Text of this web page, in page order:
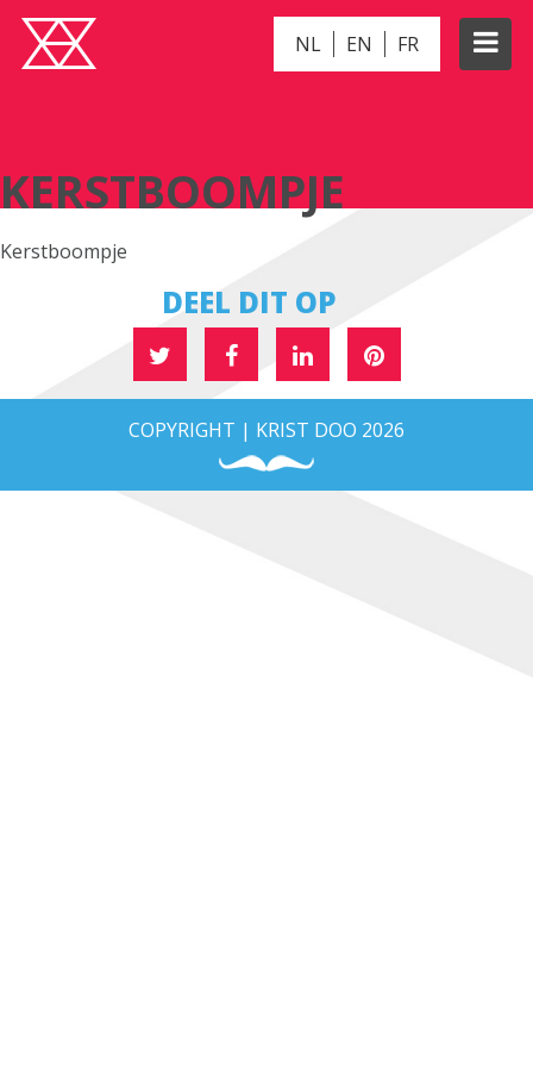
NL EN FR
KERSTBOOMPJE
Kerstboompje
DEEL DIT OP
COPYRIGHT | KRIST DOO 2026